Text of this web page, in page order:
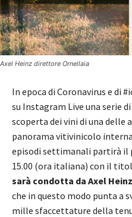
Axel Heinz direttore Ornellaia
In epoca di Coronavirus e di
su Instagram Live una serie
scoperta dei vini di una delle
panorama vitivinicolo
episodi settimanali partirà il
15.00 (ora italiana) con il
sarà condotta da Axel
che in questo modo punta a
mille sfaccettature della